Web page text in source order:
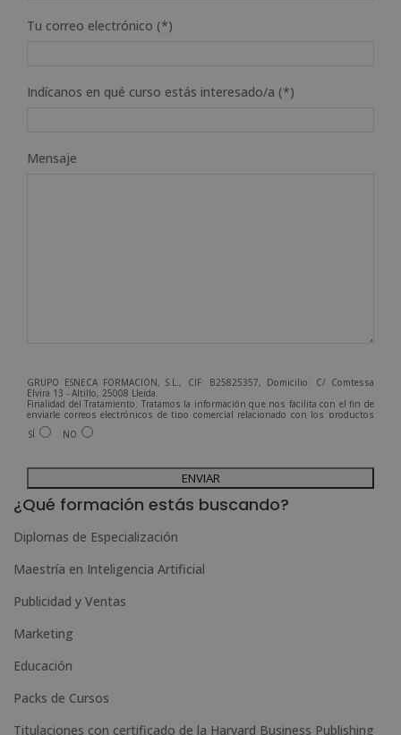
Tu correo electrónico (*)
Indícanos en qué curso estás interesado/a (*)
Mensaje
GRUPO ESNECA FORMACIÓN, S.L., CIF: B25825357, Domicilio: C/ Comtessa
Elvira 13 - Altillo, 25008 Lleida.
Finalidad del Tratamiento: Tratamos la información que nos facilita con el fin de
enviarle correos electrónicos de tipo comercial relacionado con los productos
ofrecidos y otros tipo de productos que fueran de su interés.
Legitimación del tratamiento: Consentimiento del interesado.
Para más información consulte nuestra Política de Privacidad.
Desea recibir información comercial (vía telefónica y/o email):
SÍ NO
A
l
e
r
n
i
v
e
¿Qué formación estás buscando?
Diplomas de Especialización
Maestría en Inteligencia Artificial
Publicidad y Ventas
Marketing
Educación
Packs de Cursos
Titulaciones con certificado de la Harvard Business Publishing